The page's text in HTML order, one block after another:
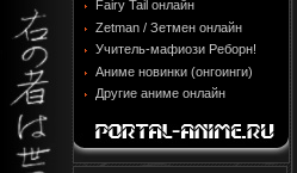
Fairy Tail онлайн
Zetman / Зетмен онлайн
Учитель-мафиози Реборн!
Аниме новинки (онгоинги)
Другие аниме онлайн